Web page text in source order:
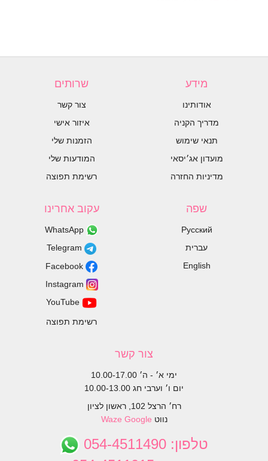
מידע
אודותינו
מדריך הקניה
תנאי שימוש
מועדון אג׳יסאי
מדיניות החזרה
שרותים
צור קשר
איזור אישי
הזמנות שלי
המודעות שלי
רשימת תפוצה
שפה
Русский
עברית
English
עקוב אחרינו
רשימת תפוצה
צור קשר
ימי א׳ - ה׳ 10.00-17.00
יום ו׳ וערבי חג 10.00-13.00
רח׳ הרצל 102, ראשון לציון
נווט
Waze Google
טלפון: 054-4511490